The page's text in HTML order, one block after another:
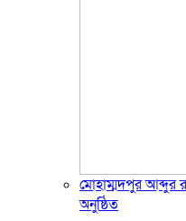
মোহাম্মদপুর আব্দুর
অনুষ্ঠিত